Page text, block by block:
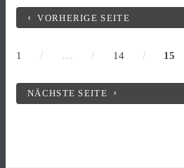
VORHERIGE SEITE
1 / … / 14 / 15
NÄCHSTE SEITE